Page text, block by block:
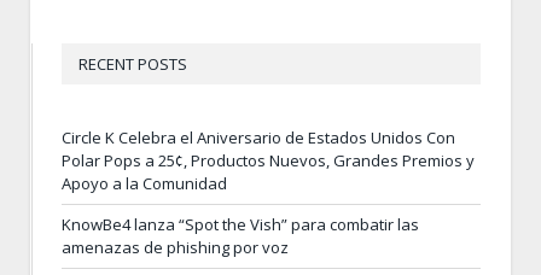
RECENT POSTS
Circle K Celebra el Aniversario de Estados Unidos Con
Polar Pops a 25¢, Productos Nuevos, Grandes Premios y
Apoyo a la Comunidad
KnowBe4 lanza “Spot the Vish” para combatir las
amenazas de phishing por voz